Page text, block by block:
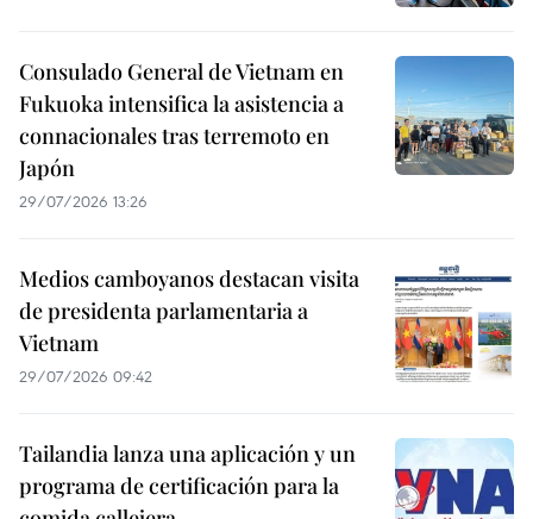
Consulado General de Vietnam en
Fukuoka intensifica la asistencia a
connacionales tras terremoto en
Japón
29/07/2026 13:26
Medios camboyanos destacan visita
de presidenta parlamentaria a
Vietnam
29/07/2026 09:42
Tailandia lanza una aplicación y un
programa de certificación para la